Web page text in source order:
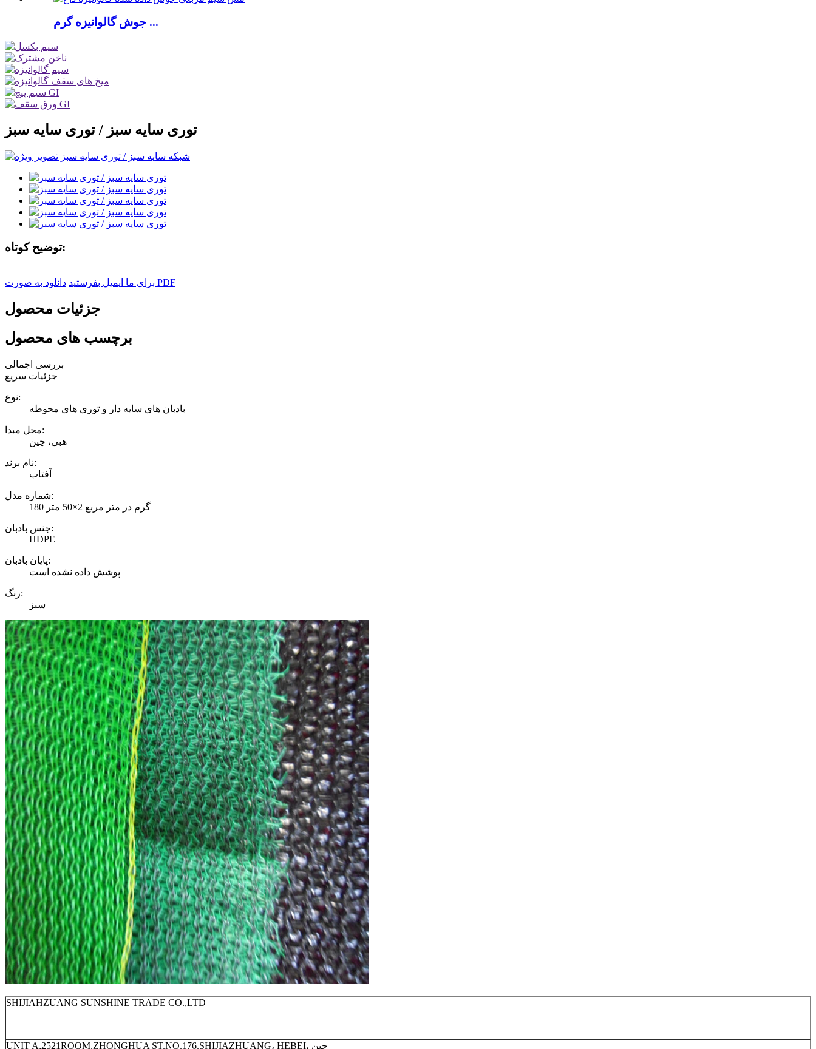
جوش گالوانیزه گرم ...
توری سایه سبز / توری سایه سبز
توضیح کوتاه:
برای ما ایمیل بفرستید دانلود به صورت PDF
جزئیات محصول
برچسب های محصول
بررسی اجمالی
جزئیات سریع
نوع:
بادبان های سایه دار و توری های محوطه
محل مبدا:
هبی، چین
نام برند:
آفتاب
شماره مدل:
180 گرم در متر مربع 2×50 متر
جنس بادبان:
HDPE
پایان بادبان:
پوشش داده نشده است
رنگ:
سبز
SHIJIAHZUANG SUNSHINE TRADE CO.,LTD
UNIT A,2521ROOM.ZHONGHUA ST.NO.176.SHIJIAZHUANG، HEBEI، چین